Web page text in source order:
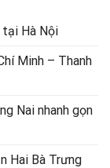
tại Hà Nội
Minh – Thanh
Nai nhanh gọn
Hai Bà Trưng